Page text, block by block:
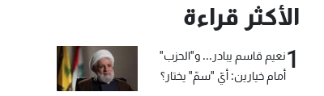
الأكثر قراءة
1نعيم قاسم يبادر... و"الحزب"
أمام خيارين: أيّ "سمّ" يختار؟